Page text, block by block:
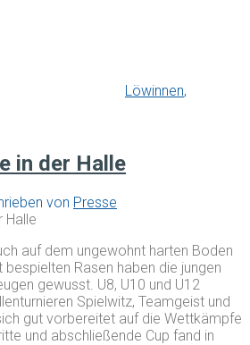
Löwinnen,
in der Halle
von Presse
auf dem ungewohnt harten Boden
Rasen haben die jungen
gewusst. U8, U10 und U12
Spielwitz, Teamgeist und
gut vorbereitet auf die Wettkämpfe
und abschließende Cup fand in